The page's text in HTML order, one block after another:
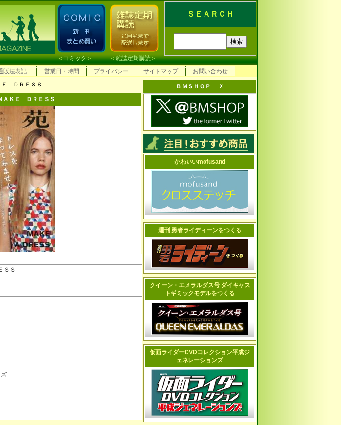
ＳＥＡＲＣＨ
＜コミック＞ ＜雑誌定期購読＞
販法表記 営業日・時間 プライバシー サイトマップ お問い合わせ
ＤＲＥＳＳ
ＫＥ ＤＲＥＳＳ
ＳＳ
ＢＭＳＨＯＰ Ｘ
かわいいmofusand
週刊 勇者ライディーンをつくる
クイーン・エメラルダス号 ダイキャス
トギミックモデルをつくる
仮面ライダーDVDコレクション平成ジ
ェネレーションズ